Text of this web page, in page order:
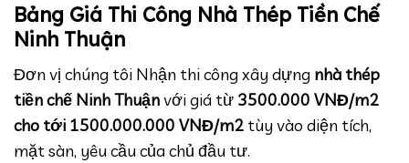
Bảng Giá Thi Công Nhà Thép Tiền Chế
Ninh Thuận
Đơn vị chúng tôi Nhận thi công xây dựng nhà thép
tiền chế Ninh Thuậnvới giá từ 3500.000 VNĐ/m2
cho tới 1500.000.000 VNĐ/m2 tùy vào diện tích,
mặt sàn, yêu cầu của chủ đầu tư.